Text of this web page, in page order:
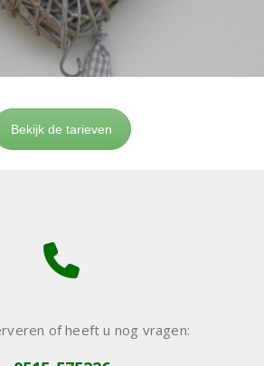
Bekijk de tarieven
of heeft u nog vragen: